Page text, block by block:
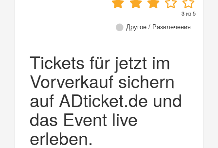
3из5
Другое / Развлечения
Tickets für jetzt im
Vorverkauf sichern
auf ADticket.de und
das Event live
erleben.